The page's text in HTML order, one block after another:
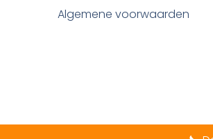
Algemene voorwaarden